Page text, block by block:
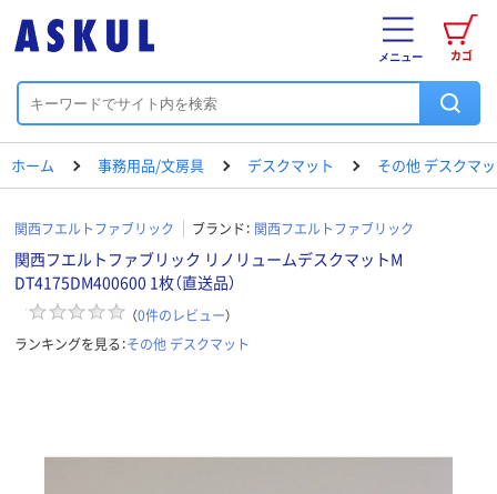
カゴ
メニュー
ホーム 事務用品/文房具 デスクマット その他 デスクマ
関西フエルトファブリック ブランド： 関西フエルトファブリック
関西フエルトファブリック リノリュームデスクマットM
DT4175DM400600 1枚（直送品）
（0件のレビュー）
ランキングを見る：その他 デスクマット